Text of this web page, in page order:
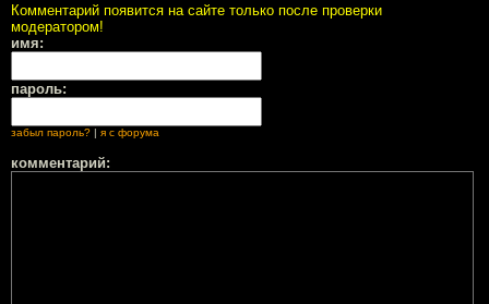
Комментарий появится на сайте только после проверки
модератором!
имя:
пароль:
забыл пароль? | я с форума
комментарий: